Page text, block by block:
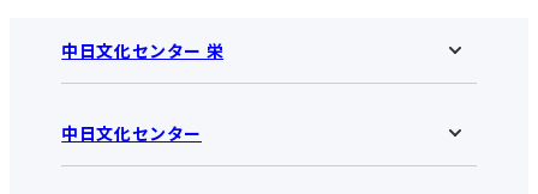
中日文化センター 栄
中日文化センター 栄HOME
お知らせ
中日文化センター